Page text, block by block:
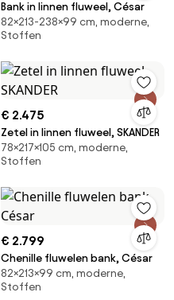
Bank in linnen fluweel, César
82×213-238×99 cm, moderne,
Stoffen
€ 2.475
Zetel in linnen fluweel, SKANDER
78×217×105 cm, moderne,
Stoffen
€ 2.799
Chenille fluwelen bank, César
82×213×99 cm, moderne,
Stoffen